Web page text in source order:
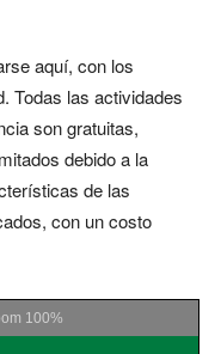
aquí, con los
Todas las actividades
son gratuitas,
debido a la
de las
con un costo
100%